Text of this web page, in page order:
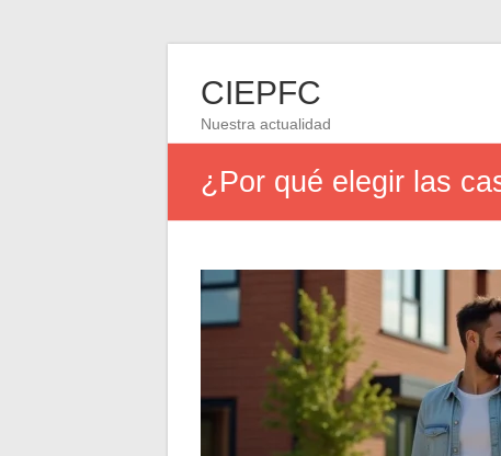
CIEPFC
Nuestra actualidad
¿Por qué elegir las